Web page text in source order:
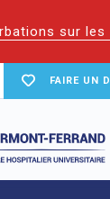
sur les
FAIRE UN
CoReSS